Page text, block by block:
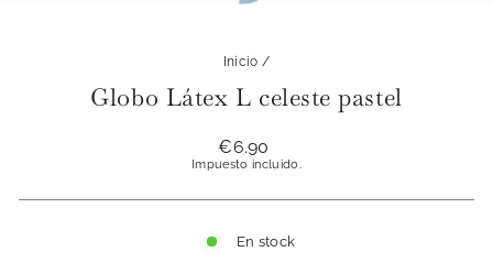
Inicio /
Globo Látex L celeste pastel
Precio
habitual
€6.90
Impuesto incluido.
En stock